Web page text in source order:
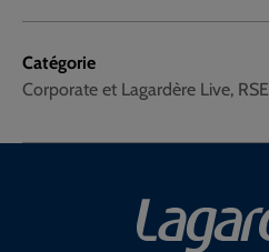
Catégorie
Corporate et Lagardère Live, RSE